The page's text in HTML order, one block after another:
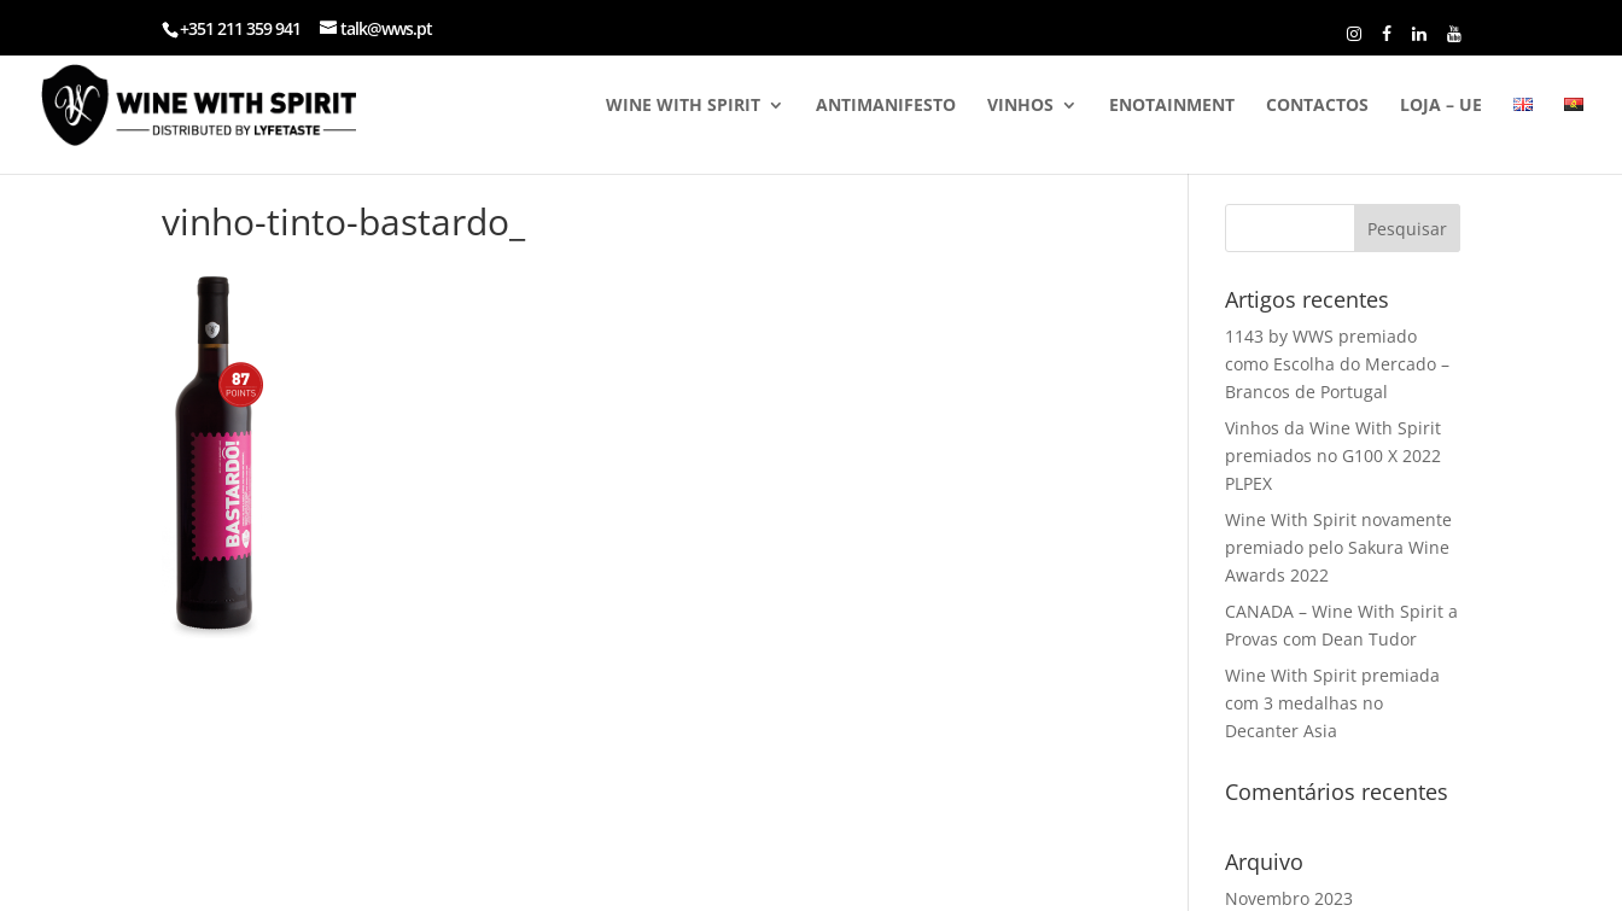
+351 211 359 941 talk@wws.pt
WINE WITH SPIRIT ANTIMANIFESTO VINHOS ENOTAINMENT CONTACTOS LOJA – UE
vinho-tinto-bastardo_
Artigos recentes
1143 by WWS premiado
como Escolha do Mercado –
Brancos de Portugal
Vinhos da Wine With Spirit
premiados no G100 X 2022
PLPEX
Wine With Spirit novamente
premiado pelo Sakura Wine
Awards 2022
CANADA – Wine With Spirit a
Provas com Dean Tudor
Wine With Spirit premiada
com 3 medalhas no
Decanter Asia
Comentários recentes
Arquivo
Novembro 2023